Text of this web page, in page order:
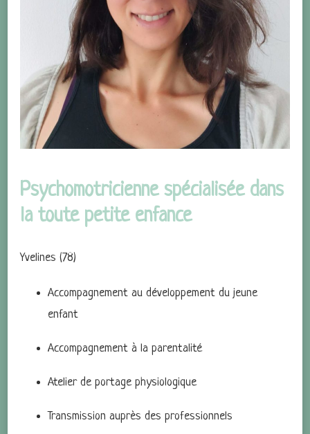
Psychomotricienne spécialisée dans
la toute petite enfance
Yvelines (78)
Accompagnement au développement du jeune
enfant
Accompagnement à la parentalité
Atelier de portage physiologique
Transmission auprès des professionnels